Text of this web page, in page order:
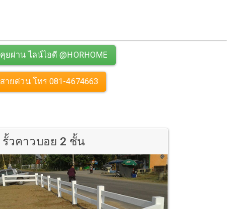
คุยผ่าน ไลน์ไอดี @HORHOME
สายด่วน โทร 081-4674663
รั้วคาวบอย 2 ชั้น